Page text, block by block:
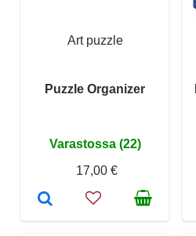
Art puzzle
Puzzle Organizer
Varastossa (22)
17,00 €